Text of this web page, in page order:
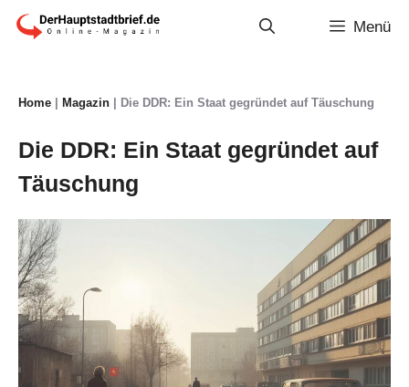
Zum
Menü
Home Magazin Die DDR: Ein Staat gegründet auf Täuschung
Die DDR: Ein Staat gegründet auf
Täuschung